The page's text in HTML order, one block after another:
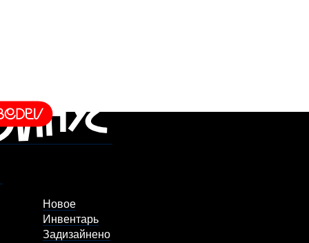
Новое
Инвентарь
Задизайнено